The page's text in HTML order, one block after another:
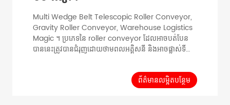
Multi Wedge Belt Telescopic Roller Conveyor,
Gravity Roller Conveyor, Warehouse Logistics
Magic ។ ប្រភេទនៃ roller conveyor ដែលអាចបត់បែន
បាននេះត្រូវបានជំរុញដោយថាមពលអគ្គិសនី និងអាចផ្លាស់ទី
ផលិតកម្មរោងចក្រ។ រោងចក្រ GCS នឹងអាចកំណត់រចនាសម្ព័ន្ធ
ផ្សេងគ្នាផ្ទាល់ខ្លួនសម្រាប់សេណារីយ៉ូកម្មវិធីផ្សេងគ្នានៃប្រព័ន្ធ
បញ្ជូន។ Poly V-belt Driven Roller Conveyors ដែល
ព័ត៌មានលម្អិតបន្ថែម